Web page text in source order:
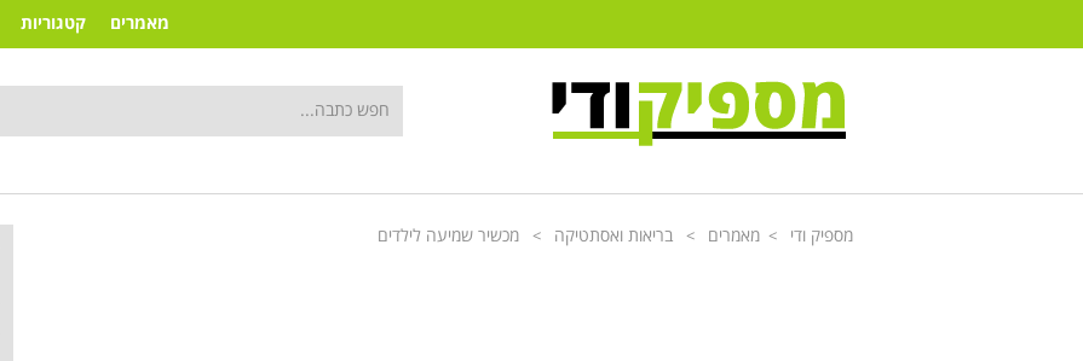
מאמרים קטגוריות
מספיק ודי > מאמרים > בריאות ואסתטיקה > מכשיר שמיעה לילדים